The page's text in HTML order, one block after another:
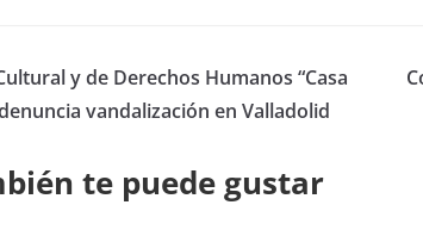
y de Derechos Humanos “Casa
vandalización en Valladolid
te puede gustar